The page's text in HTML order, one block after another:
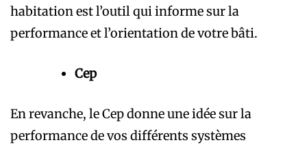
habitation est l’outil qui informe sur la
performance et l’orientation de votre bâti.
Cep
En revanche, le Cep donne une idée sur la
performance de vos différents systèmes